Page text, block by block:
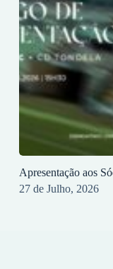
Apresentação aos
27 de Julho, 2026